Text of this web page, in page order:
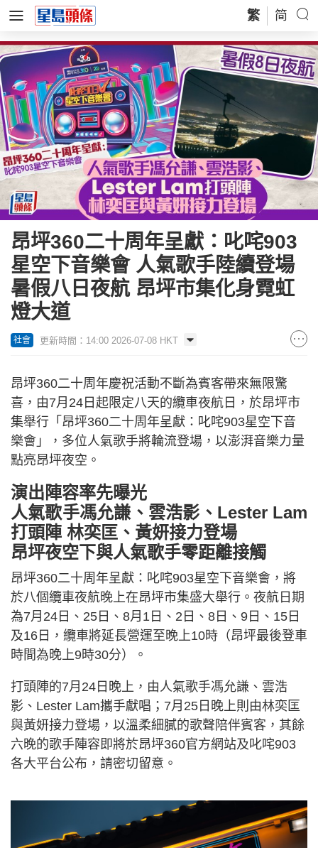
繁 简
昂坪360二十周年呈獻：叱咤903
星空下音樂會 人氣歌手陸續登場
暑假八日夜航 昂坪市集化身霓虹
燈大道
社會 更新時間：14:00 2026-07-08 HKT
昂坪360二十周年慶祝活動不斷為賓客帶來無限驚
喜，由7月24日起限定八天的纜車夜航日，於昂坪市
集舉行「昂坪360二十周年呈獻：叱咤903星空下音
樂會」，多位人氣歌手將輪流登場，以澎湃音樂力量
點亮昂坪夜空。
演出陣容率先曝光
人氣歌手馮允謙、雲浩影、Lester Lam
打頭陣 林奕匡、黃妍接力登場
昂坪夜空下與人氣歌手零距離接觸
昂坪360二十周年呈獻：叱咤903星空下音樂會，將
於八個纜車夜航晚上在昂坪市集盛大舉行。夜航日期
為7月24日、25日、8月1日、2日、8日、9日、15日
及16日，纜車將延長營運至晚上10時（昂坪最後登車
時間為晚上9時30分）。
打頭陣的7月24日晚上，由人氣歌手馮允謙、雲浩
影、Lester Lam攜手獻唱；7月25日晚上則由林奕匡
與黃妍接力登場，以溫柔細膩的歌聲陪伴賓客，其餘
六晚的歌手陣容即將於昂坪360官方網站及叱咤903
各大平台公布，請密切留意。